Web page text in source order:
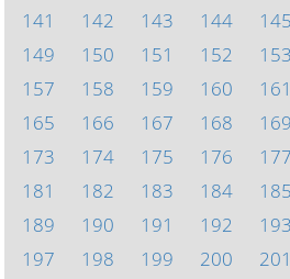
141
142 143 144 145
149
150 151 152 153
157
158 159 160 161
165
166 167 168 169
173
174 175 176 177
181
182 183 184 185
189
190 191 192 193
197
198 199 200 201